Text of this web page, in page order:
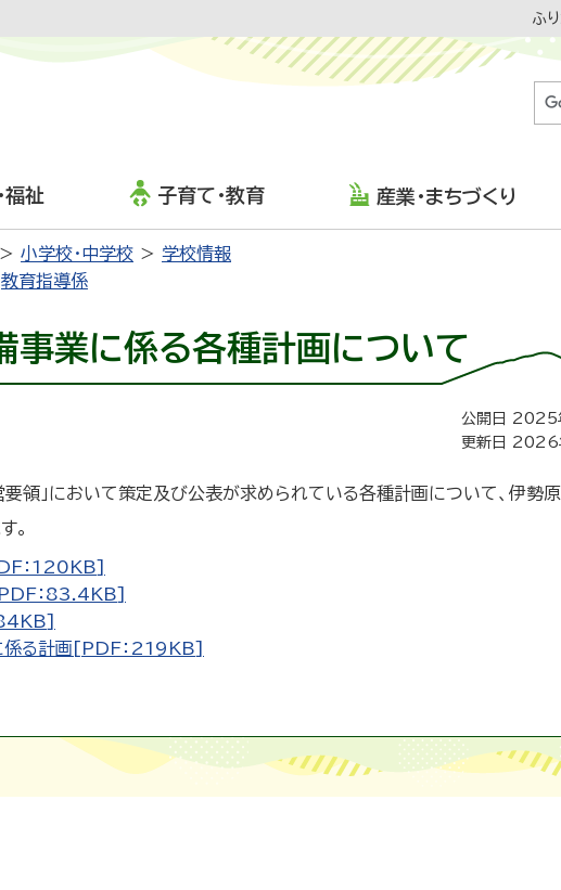
ふ
福祉 子育て・教育 産業・まちづくり
小学校・中学校
学校情報
教育指導係
事業に係る各種計画について
公開日 2025
更新日 2026
領」において策定及び公表が求められている各種計画について、伊勢
。
：120KB]
[PDF：83.4KB]
係る計画[PDF：219KB]